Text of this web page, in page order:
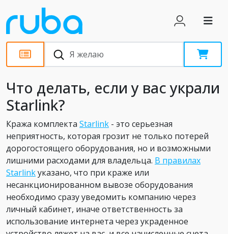
Статьи
Что делать, если у вас украли
Starlink?
Кража комплекта Starlink - это серьезная
неприятность, которая грозит не только потерей
дорогостоящего оборудования, но и возможными
лишними расходами для владельца. В правилах
Starlinkуказано, что при краже или
несанкционированном вывозе оборудования
необходимо сразу уведомить компанию через
личный кабинет, иначе ответственность за
использование интернета через украденное